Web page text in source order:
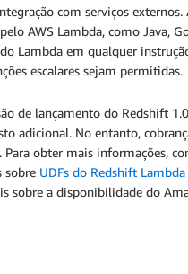
com serviços
AWS Lambda, como Java,
Lambda em qualquer instrução
escalares sejam permitidas.
de lançamento do Redshift
adicional. No entanto,
Para obter mais informações,
sobre UDFs do Redshift Lambda
sobre a disponibilidade do